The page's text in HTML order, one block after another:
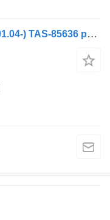
Direction assistée TRW Série R (01.04-) TAS-85636 pour camion Scania P,G,R,T-series (2004-2017)